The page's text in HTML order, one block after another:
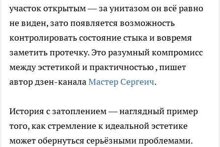
участок открытым — за унитазом он всё равно
не виден, зато появляется возможность
контролировать состояние стыка и вовремя
заметить протечку. Это разумный компромисс
между эстетикой и практичностью, пишет
автор дзен-каналаМастер Сергеич.
История с затоплением — наглядный пример
того, как стремление к идеальной эстетике
может обернуться серьёзными проблемами.